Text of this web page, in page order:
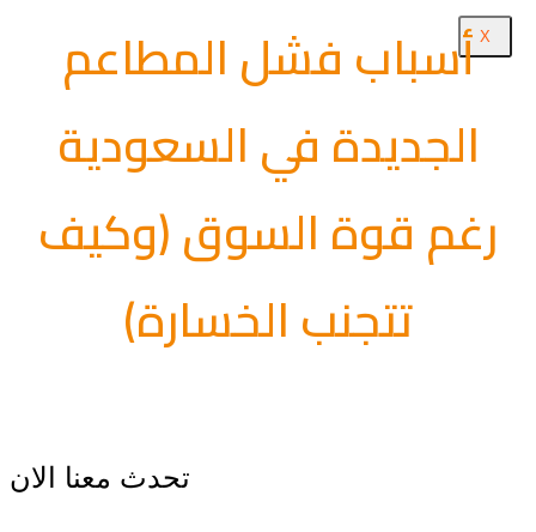
X أسباب فشل المطاعم
الجديدة في السعودية
رغم قوة السوق (وكيف
تتجنب الخسارة)
تحدث معنا الان